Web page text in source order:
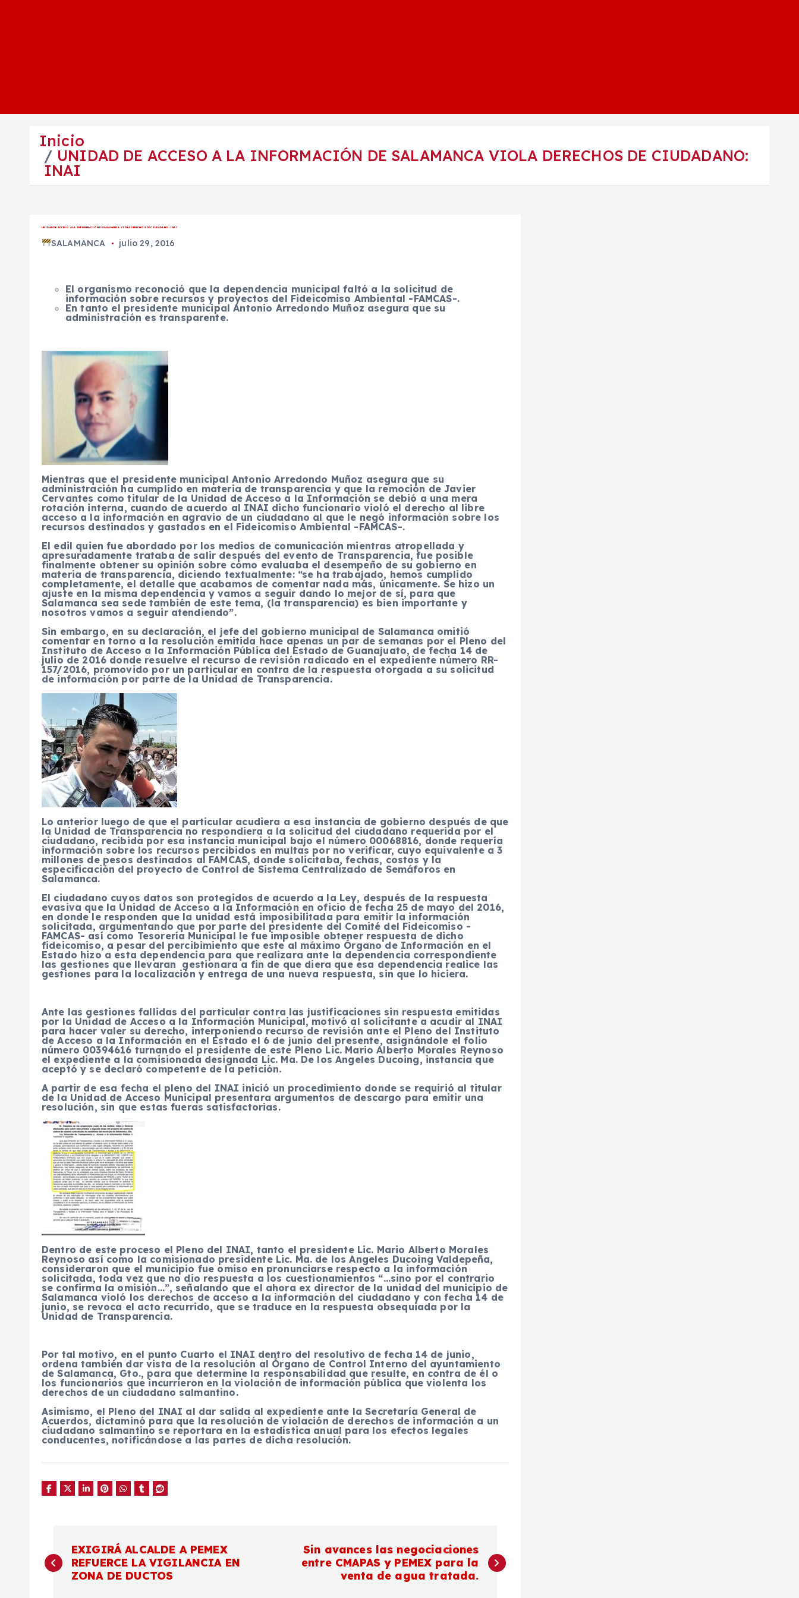
Inicio
UNIDAD DE ACCESO A LA INFORMACIÓN DE SALAMANCA VIOLA DERECHOS DE CIUDADANO:
INAI
UNIDAD DE ACCESO A LA INFORMACIÓN DE SALAMANCA VIOLA DERECHOS DE CIUDADANO: INAI
SALAMANCA julio 29, 2016
El organismo reconoció que la dependencia municipal faltó a la solicitud de
información sobre recursos y proyectos del Fideicomiso Ambiental -FAMCAS-.
En tanto el presidente municipal Antonio Arredondo Muñoz asegura que su
administración es transparente.
Mientras que el presidente municipal Antonio Arredondo Muñoz asegura que su
administración ha cumplido en materia de transparencia y que la remoción de Javier
Cervantes como titular de la Unidad de Acceso a la Información se debió a una mera
rotación interna, cuando de acuerdo al INAI dicho funcionario violó el derecho al libre
acceso a la información en agravio de un ciudadano al que le negó información sobre los
recursos destinados y gastados en el Fideicomiso Ambiental -FAMCAS-.
El edil quien fue abordado por los medios de comunicación mientras atropellada y
apresuradamente trataba de salir después del evento de Transparencia, fue posible
finalmente obtener su opinión sobre cómo evaluaba el desempeño de su gobierno en
materia de transparencia, diciendo textualmente: “se ha trabajado, hemos cumplido
completamente, el detalle que acabamos de comentar nada más, únicamente. Se hizo un
ajuste en la misma dependencia y vamos a seguir dando lo mejor de sí, para que
Salamanca sea sede también de este tema, (la transparencia) es bien importante y
nosotros vamos a seguir atendiendo”.
Sin embargo, en su declaración, el jefe del gobierno municipal de Salamanca omitió
comentar en torno a la resolución emitida hace apenas un par de semanas por el Pleno del
Instituto de Acceso a la Información Pública del Estado de Guanajuato, de fecha 14 de
julio de 2016 donde resuelve el recurso de revisión radicado en el expediente número RR-
157/2016, promovido por un particular en contra de la respuesta otorgada a su solicitud
de información por parte de la Unidad de Transparencia.
Lo anterior luego de que el particular acudiera a esa instancia de gobierno después de que
la Unidad de Transparencia no respondiera a la solicitud del ciudadano requerida por el
ciudadano, recibida por esa instancia municipal bajo el número 00068816, donde requería
información sobre los recursos percibidos en multas por no verificar, cuyo equivalente a 3
millones de pesos destinados al FAMCAS, donde solicitaba, fechas, costos y la
especificación del proyecto de Control de Sistema Centralizado de Semáforos en
Salamanca.
El ciudadano cuyos datos son protegidos de acuerdo a la Ley, después de la respuesta
evasiva que la Unidad de Acceso a la Información en oficio de fecha 25 de mayo del 2016,
en donde le responden que la unidad está imposibilitada para emitir la información
solicitada, argumentando que por parte del presidente del Comité del Fideicomiso -
FAMCAS- así como Tesorería Municipal le fue imposible obtener respuesta de dicho
fideicomiso, a pesar del percibimiento que este al máximo Órgano de Información en el
Estado hizo a esta dependencia para que realizara ante la dependencia correspondiente
las gestiones que llevaran gestionara a fin de que diera que esa dependencia realice las
gestiones para la localización y entrega de una nueva respuesta, sin que lo hiciera.
Ante las gestiones fallidas del particular contra las justificaciones sin respuesta emitidas
por la Unidad de Acceso a la Información Municipal, motivó al solicitante a acudir al INAI
para hacer valer su derecho, interponiendo recurso de revisión ante el Pleno del Instituto
de Acceso a la Información en el Estado el 6 de junio del presente, asignándole el folio
número 00394616 turnando el presidente de este Pleno Lic. Mario Alberto Morales Reynoso
el expediente a la comisionada designada Lic. Ma. De los Angeles Ducoing, instancia que
aceptó y se declaró competente de la petición.
A partir de esa fecha el pleno del INAI inició un procedimiento donde se requirió al titular
de la Unidad de Acceso Municipal presentara argumentos de descargo para emitir una
resolución, sin que estas fueras satisfactorias.
Dentro de este proceso el Pleno del INAI, tanto el presidente Lic. Mario Alberto Morales
Reynoso así como la comisionado presidente Lic. Ma. de los Angeles Ducoing Valdepeña,
consideraron que el municipio fue omiso en pronunciarse respecto a la información
solicitada, toda vez que no dio respuesta a los cuestionamientos “…sino por el contrario
se confirma la omisión…”, señalando que el ahora ex director de la unidad del municipio de
Salamanca violó los derechos de acceso a la información del ciudadano y con fecha 14 de
junio, se revoca el acto recurrido, que se traduce en la respuesta obsequiada por la
Unidad de Transparencia.
Por tal motivo, en el punto Cuarto el INAI dentro del resolutivo de fecha 14 de junio,
ordena también dar vista de la resolución al Órgano de Control Interno del ayuntamiento
de Salamanca, Gto., para que determine la responsabilidad que resulte, en contra de él o
los funcionarios que incurrieron en la violación de información pública que violenta los
derechos de un ciudadano salmantino.
Asimismo, el Pleno del INAI al dar salida al expediente ante la Secretaría General de
Acuerdos, dictaminó para que la resolución de violación de derechos de información a un
ciudadano salmantino se reportara en la estadística anual para los efectos legales
conducentes, notificándose a las partes de dicha resolución.
a
EXIGIRÁ ALCALDE A PEMEX
REFUERCE LA VIGILANCIA EN
ZONA DE DUCTOS
Sin avances las negociaciones
entre CMAPAS y PEMEX para la
venta de agua tratada.